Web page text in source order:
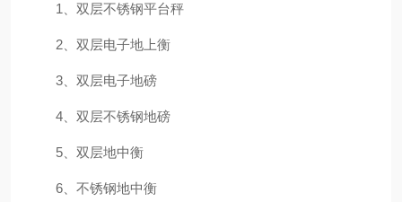
1、双层不锈钢平台秤
2、双层电子地上衡
3、双层电子地磅
4、双层不锈钢地磅
5、双层地中衡
6、不锈钢地中衡